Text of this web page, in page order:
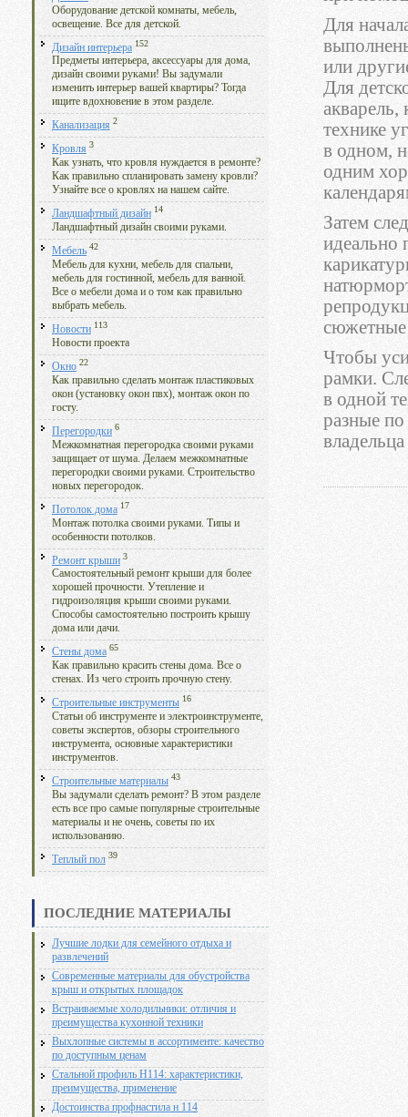
Оборудование детской комнаты, мебель,
освещение. Все для детской.
Дизайн интерьера 152
Предметы интерьера, аксессуары для дома,
дизайн своими руками! Вы задумали
изменить интерьер вашей квартиры? Тогда
ищите вдохновение в этом разделе.
Канализация 2
Кровля 3
Как узнать, что кровля нуждается в ремонте?
Как правильно спланировать замену кровли?
Узнайте все о кровлях на нашем сайте.
Ландшафтный дизайн 14
Ландшафтный дизайн своими руками.
Мебель 42
Мебель для кухни, мебель для спальни,
мебель для гостинной, мебель для ванной.
Все о мебели дома и о том как правильно
выбрать мебель.
Новости 113
Новости проекта
Окно 22
Как правильно сделать монтаж пластиковых
окон (установку окон пвх), монтаж окон по
госту.
Перегородки 6
Межкомнатная перегородка своими руками
защищает от шума. Делаем межкомнатные
перегородки своими руками. Строительство
новых перегородок.
Потолок дома 17
Монтаж потолка своими руками. Типы и
особенности потолков.
Ремонт крыши 3
Самостоятельный ремонт крыши для более
хорошей прочности. Утепление и
гидроизоляция крыши своими руками.
Способы самостоятельно построить крышу
дома или дачи.
Стены дома 65
Как правильно красить стены дома. Все о
стенах. Из чего строить прочную стену.
Строительные инструменты 16
Статьи об инструменте и электроинструменте,
советы экспертов, обзоры строительного
инструмента, основные характеристики
инструментов.
Строительные материалы 43
Вы задумали сделать ремонт? В этом разделе
есть все про самые популярные строительные
материалы и не очень, советы по их
использованию.
Теплый пол 39
ПОСЛЕДНИЕ МАТЕРИАЛЫ
Лучшие лодки для семейного отдыха и
развлечений
Современные материалы для обустройства
крыш и открытых площадок
Встраиваемые холодильники: отличия и
преимущества кухонной техники
Выхлопные системы в ассортименте: качество
по доступным ценам
Стальной профиль Н114: характеристики,
преимущества, применение
Достоинства профнастила н 114
Для
или
Для
технике
в одном,
одним
Затем
идеально
Чтобы
рамки.
в одной
разные